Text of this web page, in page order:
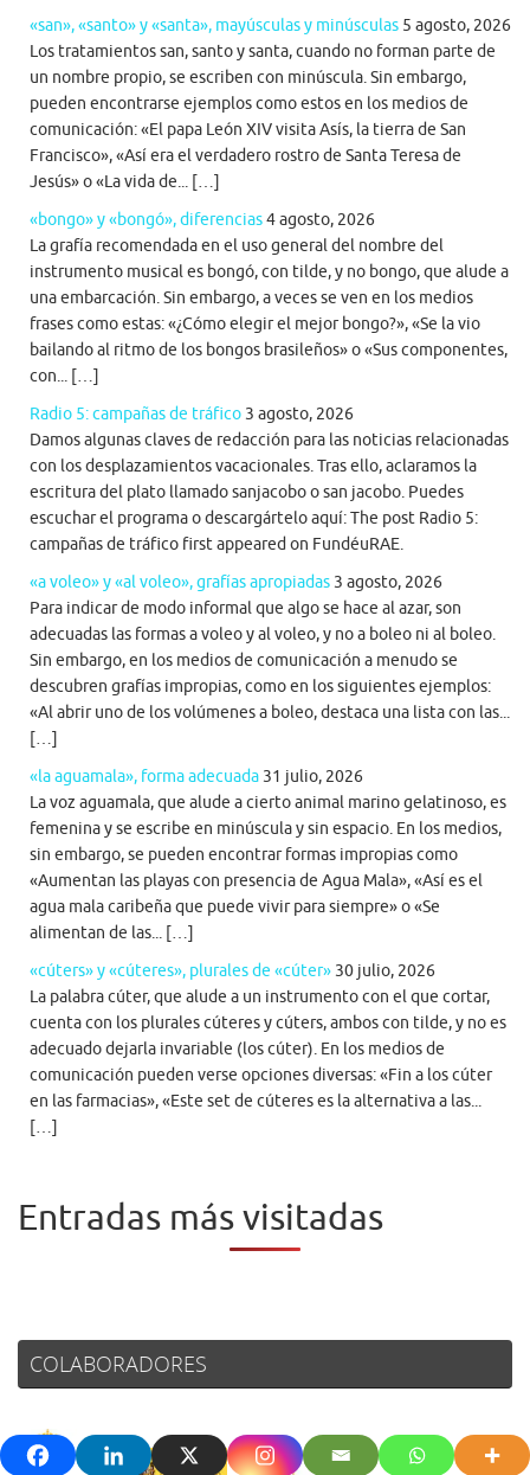
«san», «santo» y «santa», mayúsculas y minúsculas 5 agosto, 2026
Los tratamientos san, santo y santa, cuando no forman parte de
un nombre propio, se escriben con minúscula. Sin embargo,
pueden encontrarse ejemplos como estos en los medios de
comunicación: «El papa León XIV visita Asís, la tierra de San
Francisco», «Así era el verdadero rostro de Santa Teresa de
Jesús» o «La vida de... […]
«bongo» y «bongó», diferencias4 agosto, 2026
La grafía recomendada en el uso general del nombre del
instrumento musical es bongó, con tilde, y no bongo, que alude a
una embarcación. Sin embargo, a veces se ven en los medios
frases como estas: «¿Cómo elegir el mejor bongo?», «Se la vio
bailando al ritmo de los bongos brasileños» o «Sus componentes,
con... […]
Radio 5: campañas de tráfico 3 agosto, 2026
Damos algunas claves de redacción para las noticias relacionadas
con los desplazamientos vacacionales. Tras ello, aclaramos la
escritura del plato llamado sanjacobo o san jacobo. Puedes
escuchar el programa o descargártelo aquí: The post Radio 5:
campañas de tráfico first appeared on FundéuRAE.
«a voleo» y «al voleo», grafías apropiadas 3 agosto, 2026
Para indicar de modo informal que algo se hace al azar, son
adecuadas las formas a voleo y al voleo, y no a boleo ni al boleo.
Sin embargo, en los medios de comunicación a menudo se
descubren grafías impropias, como en los siguientes ejemplos:
«Al abrir uno de los volúmenes a boleo, destaca una lista con las...
[…]
«la aguamala», forma adecuada 31 julio, 2026
La voz aguamala, que alude a cierto animal marino gelatinoso, es
femenina y se escribe en minúscula y sin espacio. En los medios,
sin embargo, se pueden encontrar formas impropias como
«Aumentan las playas con presencia de Agua Mala», «Así es el
agua mala caribeña que puede vivir para siempre» o «Se
alimentan de las... […]
«cúters» y «cúteres», plurales de «cúter» 30 julio, 2026
La palabra cúter, que alude a un instrumento con el que cortar,
cuenta con los plurales cúteres y cúters, ambos con tilde, y no es
adecuado dejarla invariable (los cúter). En los medios de
comunicación pueden verse opciones diversas: «Fin a los cúter
en las farmacias», «Este set de cúteres es la alternativa a las...
[…]
Entradas más visitadas
COLABORADORES